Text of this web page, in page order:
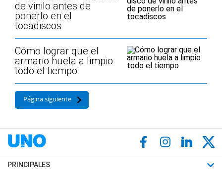
de vinilo antes de
ponerlo en el
tocadiscos
Cómo lograr que el
armario huela a limpio
todo el tiempo
Página siguiente
PRINCIPALES